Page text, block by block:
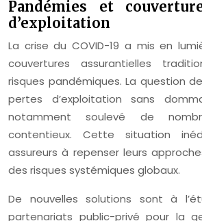
Pandémies et
d’exploitation
La crise du COVID-19 a mis en
couvertures assurantielles
risques pandémiques. La question
pertes d’exploitation sans
notamment soulevé de
contentieux. Cette situation
assureurs à repenser leurs
des risques systémiques globaux.
De nouvelles solutions sont à
partenariats public-privé pour la